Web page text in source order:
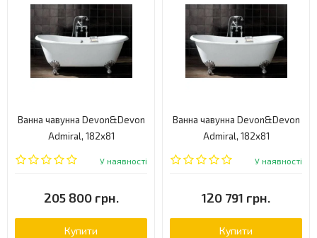
Ванна чавунна Devon&Devon
Admiral, 182x81
(2MRADMIRALOTDD)
У наявності
205 800 грн.
Купити
Ванна чавунна Devon&Devon
Admiral, 182х81
(2MRADMIRALBIDD)
У наявності
120 791 грн.
Купити